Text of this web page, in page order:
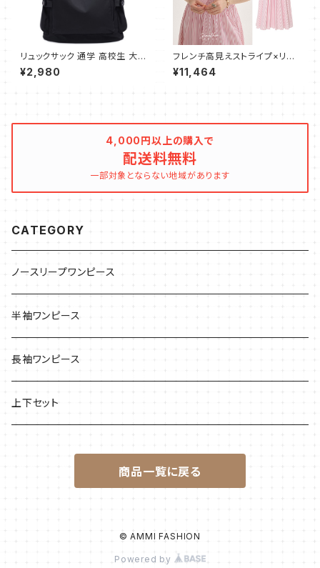
リュックサック 通学 高校生 大学
生 人気 メンズ バックパック 大
容量 ビジネスリュック おしゃれ
¥2,980
フレンチ高見えストライプ×リボ
ン ホルターワンピース
¥11,464
4,000円以上の購入で
配送料無料
一部対象とならない地域があります
CATEGORY
ノースリープワンピース
半袖ワンピース
長袖ワンピース
上下セット
商品一覧に戻る
© AMMI FASHION
Powered by